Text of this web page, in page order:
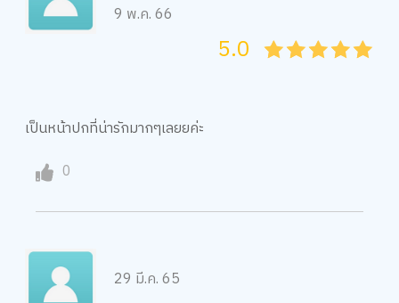
9 พ.ค. 66
45
4
35
3
25
2
15
1
05
5.0
เป็นหน้าปกที่น่ารักมากๆเลยยค่ะ
0
29 มี.ค. 65